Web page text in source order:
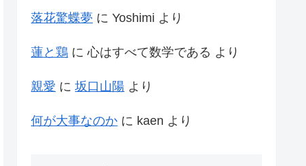
落花驚蝶夢 に Yoshimi より
蓮と鶏 に心はすべて数学である より
親愛 に 坂口山陽 より
何が大事なのか に kaen より